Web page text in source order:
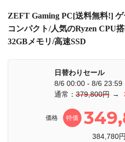
ZEFT Gaming PC[送料無料!]
コンパクト/人気のRyzen CPU
32GBメモリ/高速SSD
日替わりセール
8/6 00:00 - 8/6 23:59
通常：379,800円 →
価格 特価
384,780円